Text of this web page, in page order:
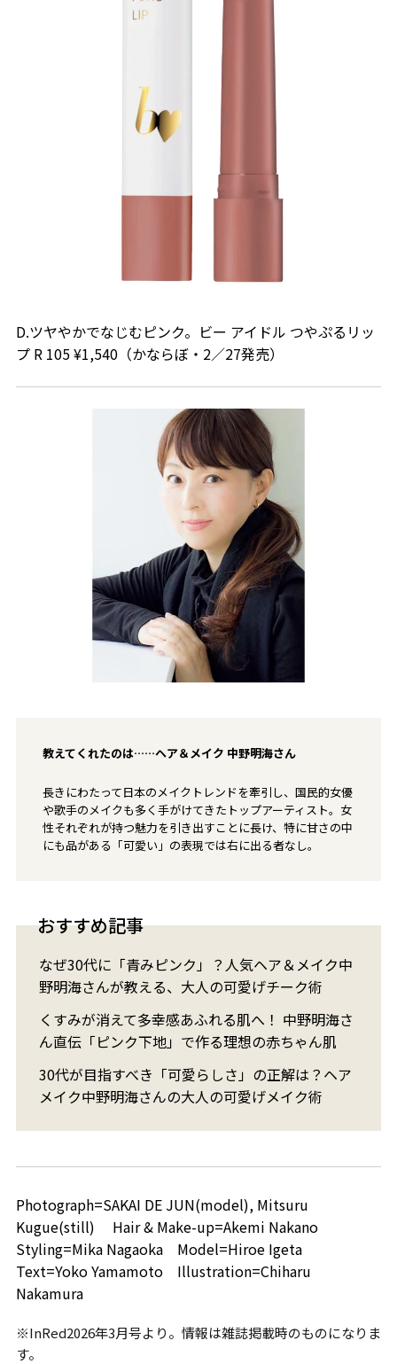
D.ツヤやかでなじむピンク。ビー アイドル つやぷるリッ
プ R 105 ¥1,540（かならぼ・2／27発売）
教えてくれたのは……ヘア＆メイク 中野明海さん
長きにわたって日本のメイクトレンドを牽引し、国民的女優
や歌手のメイクも多く手がけてきたトップアーティスト。女
性それぞれが持つ魅力を引き出すことに長け、特に甘さの中
にも品がある「可愛い」の表現では右に出る者なし。
おすすめ記事
なぜ30代に「青みピンク」？人気ヘア＆メイク中
野明海さんが教える、大人の可愛げチーク術
くすみが消えて多幸感あふれる肌へ！ 中野明海さ
ん直伝「ピンク下地」で作る理想の赤ちゃん肌
30代が目指すべき「可愛らしさ」の正解は？ヘア
メイク中野明海さんの大人の可愛げメイク術
Photograph=SAKAI DE JUN(model), Mitsuru
Kugue(still) Hair & Make-up=Akemi Nakano
Styling=Mika Nagaoka Model=Hiroe Igeta
Text=Yoko Yamamoto Illustration=Chiharu
Nakamura
※InRed2026年3月号より。情報は雑誌掲載時のものになりま
す。